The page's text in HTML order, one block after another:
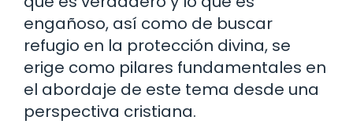
engañoso, así como de buscar
refugio en la protección divina, se
erige como pilares fundamentales en
el abordaje de este tema desde una
perspectiva cristiana.